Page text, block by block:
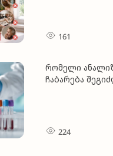
161
რომელი
ჩაბარება
224